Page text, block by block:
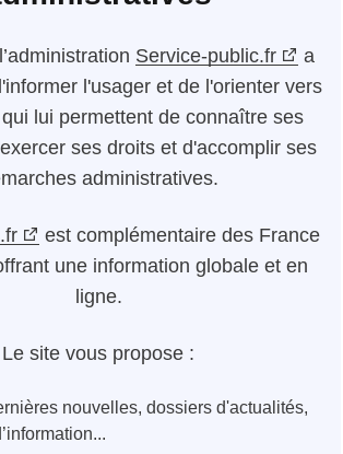
Service-public.fr
a
l'usager et de l'orienter vers
lui permettent de connaître ses
ses droits et d'accomplir ses
administratives.
est complémentaire des France
une information globale et en
ligne.
Le site vous propose :
nouvelles, dossiers d'actualités,